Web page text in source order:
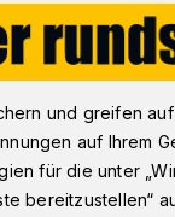
sich über
und greifen
auf Ihrem
für die unter
bereitzustellen“